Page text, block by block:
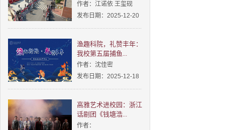
作者：江诺依 王玺砚
发布日期：2025-12-20
渔趣科院，礼赞丰年：
我校第五届捕鱼...
作者：沈佳密
发布日期：2025-12-18
高雅艺术进校园：浙江
话剧团《钱塘浩...
作者：